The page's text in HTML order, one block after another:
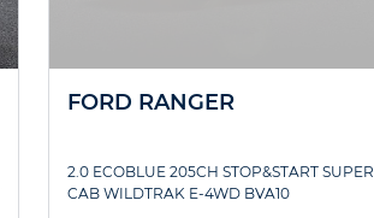
FORD RANGER
2.0 ECOBLUE 205CH STOP&START SUPER
CAB WILDTRAK E-4WD BVA10